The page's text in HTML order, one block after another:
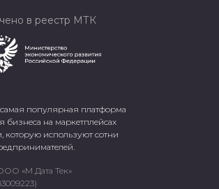
популярная платформа
бизнеса на маркетплейсах
которую используют сотни
«М Дата Тек»
в реестр МТК